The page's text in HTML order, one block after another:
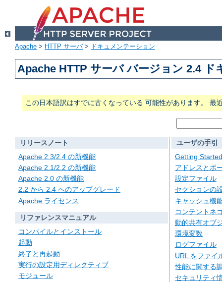
Apache > HTTP サーバ> ドキュメンテーション
Apache HTTP サーバ バージョン 2.4 ド
この日本語訳はすでに古くなっている 可能性があります。 最
リリースノート
Apache 2.3/2.4 の新機能
Apache 2.1/2.2 の新機能
Apache 2.0 の新機能
2.2 から 2.4 へのアップグレード
Apache ライセンス
リファレンスマニュアル
コンパイルとインストール
起動
終了と再起動
実行の設定用ディレクティブ
モジュール
ユーザの手引
Getting Started
アドレスとポ
設定ファイル
セクションの
キャッシュ機
コンテントネ
動的共有オブ
環境変数
ログファイル
URL をファイ
性能に関する
セキュリティ